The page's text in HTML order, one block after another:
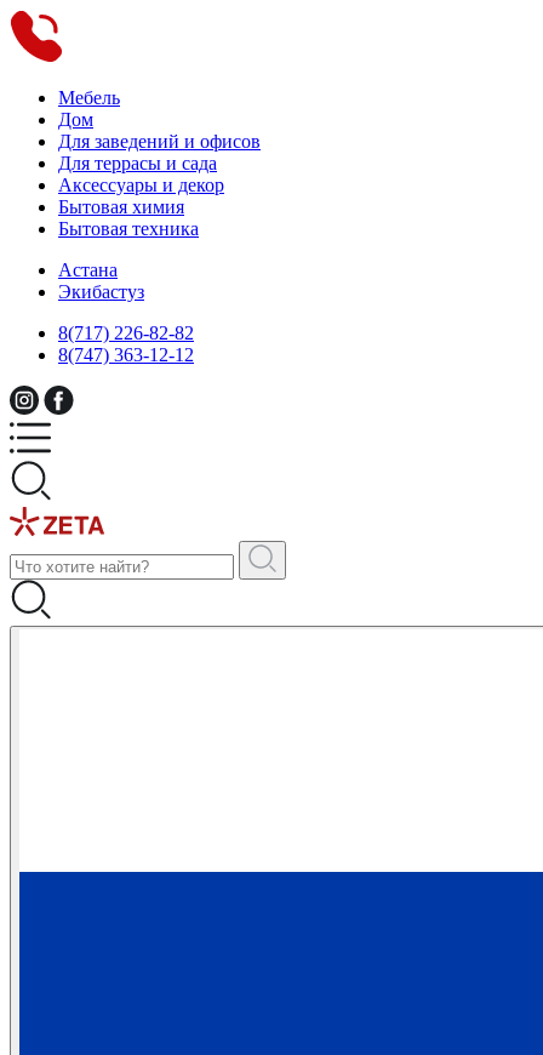
Мебель
Дом
Для заведений и офисов
Для террасы и сада
Аксессуары и декор
Бытовая химия
Бытовая техника
Астана
Экибастуз
8(717) 226-82-82
8(747) 363-12-12